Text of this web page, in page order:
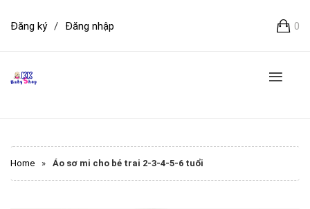
0
Đăng ký / Đăng nhập
Home » Áo sơ mi cho bé trai 2-3-4-5-6 tuổi